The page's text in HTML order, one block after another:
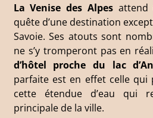
La Venise des Alpesattend
quête d’une destination
Savoie. Ses atouts sont
ne s’y tromperont pas en
d’hôtel proche du lac
parfaite est en effet celle
cette étendue d’eau qui
principale de la ville.